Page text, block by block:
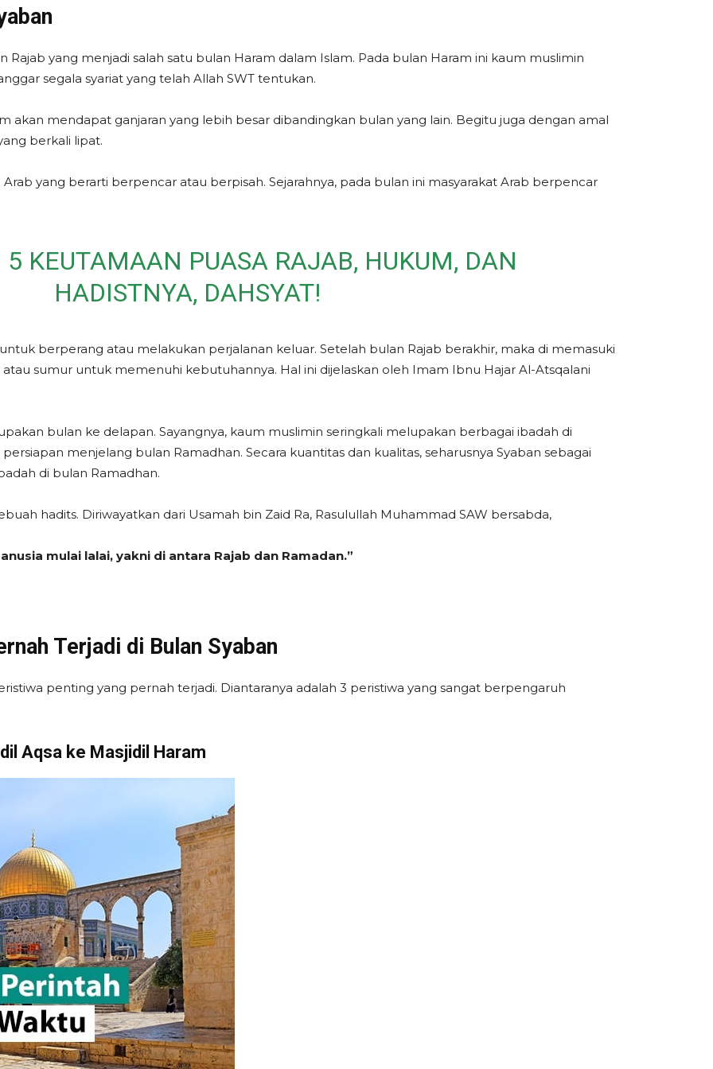
Rajab yang menjadi salah satu bulan Haram dalam Islam. Pada bulan Haram ini kaum muslimin
segala syariat yang telah Allah SWT tentukan.
akan mendapat ganjaran yang lebih besar dibandingkan bulan yang lain. Begitu juga dengan amal
berkali lipat.
Arab yang berarti berpencar atau berpisah. Sejarahnya, pada bulan ini masyarakat Arab berpencar
5 KEUTAMAAN PUASA RAJAB, HUKUM, DAN
HADISTNYA, DAHSYAT!
berperang atau melakukan perjalanan keluar. Setelah bulan Rajab berakhir, maka di memasuki
sumur untuk memenuhi kebutuhannya. Hal ini dijelaskan oleh Imam Ibnu Hajar Al-Atsqalani
bulan ke delapan. Sayangnya, kaum muslimin seringkali melupakan berbagai ibadah di
menjelang bulan Ramadhan. Secara kuantitas dan kualitas, seharusnya Syaban sebagai
di bulan Ramadhan.
hadits. Diriwayatkan dari Usamah bin Zaid Ra, Rasulullah Muhammad SAW bersabda,
mulai lalai, yakni di antara Rajab dan Ramadan.”
Terjadi di Bulan Syaban
penting yang pernah terjadi. Diantaranya adalah 3 peristiwa yang sangat berpengaruh
Aqsa ke Masjidil Haram